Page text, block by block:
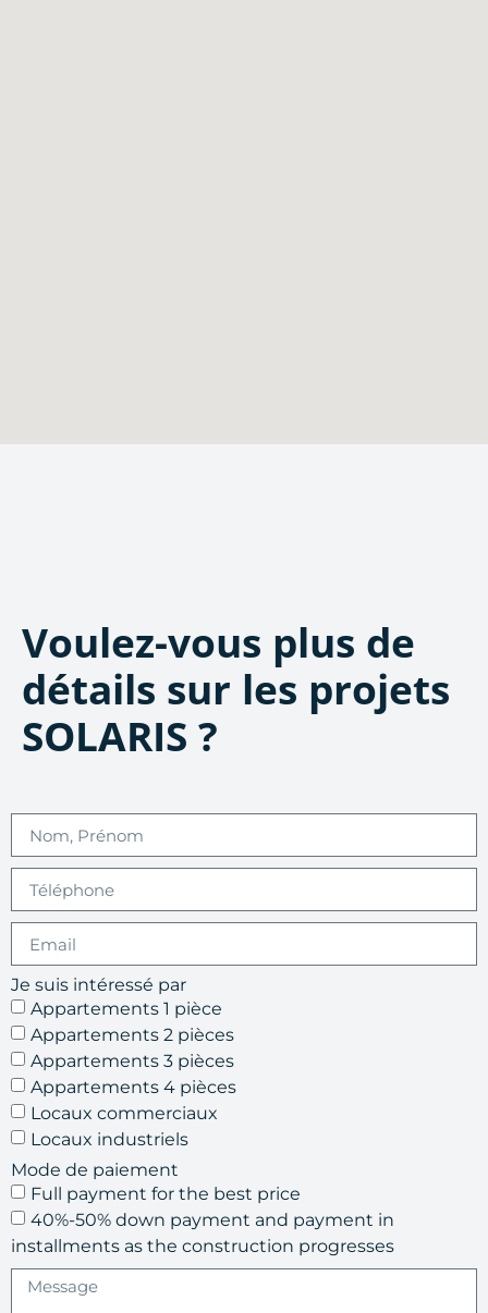
Voulez-vous plus de
détails sur les projets
SOLARIS ?
Je suis intéressé par
Appartements 1 pièce
Appartements 2 pièces
Appartements 3 pièces
Appartements 4 pièces
Locaux commerciaux
Locaux industriels
Mode de paiement
Full payment for the best price
40%-50% down payment and payment in
installments as the construction progresses